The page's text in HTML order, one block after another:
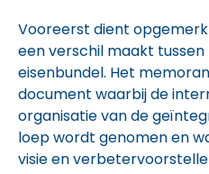
Vooreerst dient
een verschil maakt
eisenbundel. Het
document waarbij de
organisatie van de
loep wordt genomen en
visie en